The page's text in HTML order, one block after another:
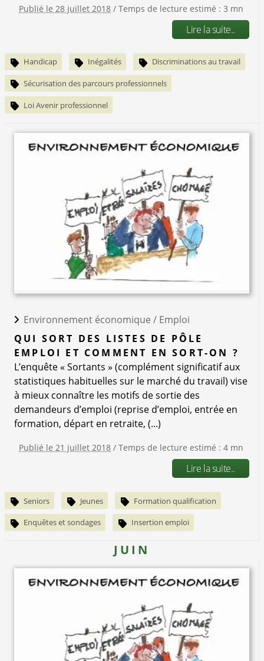
Publié le 28 juillet 2018 / Temps de lecture estimé : 3 mn
Lire la suite..
Handicap Inégalités Discriminations au travail
Sécurisation des parcours professionnels
Loi Avenir professionnel
Environnement économique / Emploi
QUI SORT DES LISTES DE PÔLE
EMPLOI ET COMMENT EN SORT-ON ?
L’enquête « Sortants » (complément significatif aux
statistiques habituelles sur le marché du travail) vise
à mieux connaître les motifs de sortie des
demandeurs d’emploi (reprise d’emploi, entrée en
formation, départ en retraite, (...)
Publié le 21 juillet 2018 / Temps de lecture estimé : 4 mn
Lire la suite..
Seniors Jeunes Formation qualification
Enquêtes et sondages Insertion emploi
JUIN